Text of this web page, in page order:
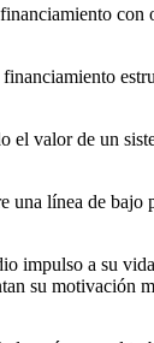
el valor de un
una línea de
impulso a su
su motivación